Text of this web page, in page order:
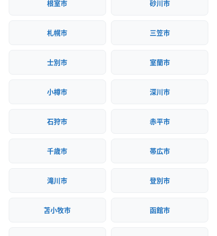
根室市 砂川市
札幌市 三笠市
士別市 室蘭市
小樽市 深川市
石狩市 赤平市
千歳市 帯広市
滝川市 登別市
苫小牧市 函館市